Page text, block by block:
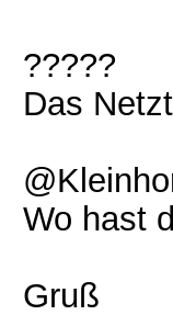
?????
Das
Wo hast
Gruß